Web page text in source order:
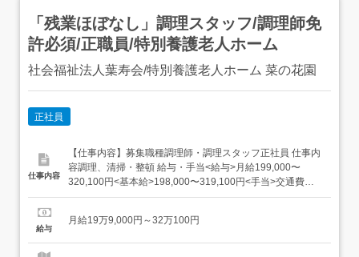
「残業ほぼなし」調理スタッフ/調理師免
許必須/正職員/特別養護老人ホーム
社会福祉法人葉寿会/特別養護老人ホーム 菜の花園
正社員
仕事内容
【仕事内容】募集職種調理師・調理スタッフ正社員 仕事内
容調理、清掃・整頓 給与・手当<給与>月給199,000〜
320,100円<基本給>198,000〜319,100円<手当>交通費支
給:実費(上限なし)被服手当:1,000円住居手当:27,000円早番
>1,500〜3,400円(...
給与
月給19万9,000円～32万100円